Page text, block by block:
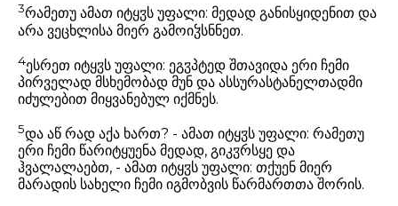
3რამეთუ ამათ იტყჳს უფალი: მედად განისყიდენით და
არა ვეცხლისა მიერ გამოიჴსნნეთ.
4ესრეთ იტყჳს უფალი: ეგჳპტედ შთავიდა ერი ჩემი
პირველად მსხემობად მუნ და ასსურასტანელთადმი
იძულებით მიყვანებულ იქმნეს.
5და აწ რად აქა ხართ? - ამათ იტყჳს უფალი: რამეთუ
ერი ჩემი წარიტყუენა მედად, გიკჳრსყე და
ჰვალალაებთ, - ამათ იტყჳს უფალი: თქუენ მიერ
მარადის სახელი ჩემი იგმობვის წარმართთა შორის.